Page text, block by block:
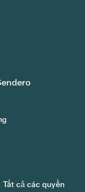
cả các quyền